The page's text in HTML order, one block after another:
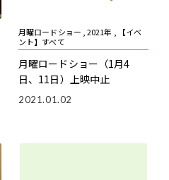
月曜ロードショー , 2021年 , 【イベ
ント】すべて
月曜ロードショー（1月4
日、11日）上映中止
2021.01.02